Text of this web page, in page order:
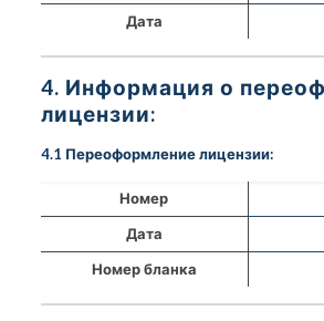
Дата
4. Информация о
лицензии:
4.1 Переоформление лицензии:
Номер
Дата
Номер бланка